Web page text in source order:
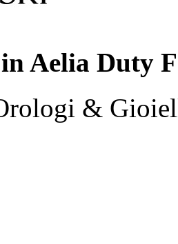
Aelia Duty
&